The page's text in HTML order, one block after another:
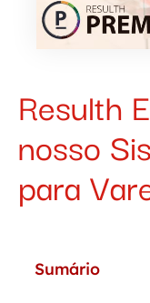
Resulth
nosso
para
Sumário